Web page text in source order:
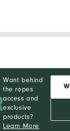
Want behind
the ropes
access and
exclusive
products?
Learn More